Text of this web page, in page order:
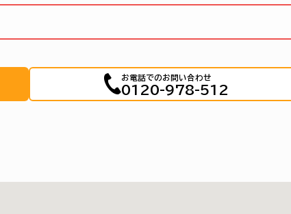
お電話でのお問い合わせ
0120-978-512